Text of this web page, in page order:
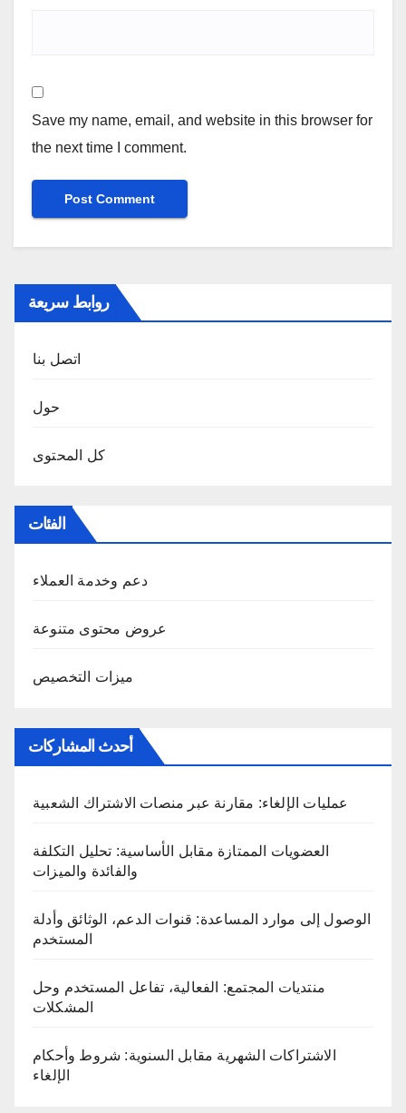
Save my name, email, and website in this browser for
the next time I comment.
روابط سريعة
اتصل بنا
حول
كل المحتوى
الفئات
دعم وخدمة العملاء
عروض محتوى متنوعة
ميزات التخصيص
أحدث المشاركات
عمليات الإلغاء: مقارنة عبر منصات الاشتراك الشعبية
العضويات الممتازة مقابل الأساسية: تحليل التكلفة
والفائدة والميزات
الوصول إلى موارد المساعدة: قنوات الدعم، الوثائق وأدلة
المستخدم
منتديات المجتمع: الفعالية، تفاعل المستخدم وحل
المشكلات
الاشتراكات الشهرية مقابل السنوية: شروط وأحكام
الإلغاء